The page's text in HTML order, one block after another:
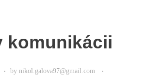
komunikácii
by nikol.galova97@gmail.com